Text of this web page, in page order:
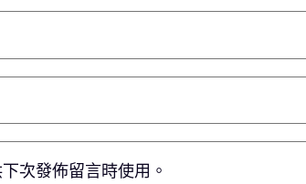
次發佈留言時使用。